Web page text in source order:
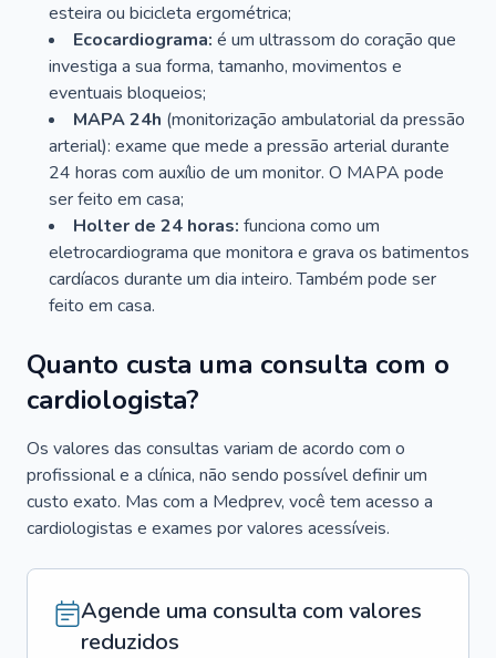
esteira ou bicicleta ergométrica;
Ecocardiograma: é um ultrassom do coração que
investiga a sua forma, tamanho, movimentos e
eventuais bloqueios;
MAPA 24h (monitorização ambulatorial da pressão
arterial): exame que mede a pressão arterial durante
24 horas com auxílio de um monitor. O MAPA pode
ser feito em casa;
Holter de 24 horas: funciona como um
eletrocardiograma que monitora e grava os batimentos
cardíacos durante um dia inteiro. Também pode ser
feito em casa.
Quanto custa uma consulta com o
cardiologista?
Os valores das consultas variam de acordo com o
profissional e a clínica, não sendo possível definir um
custo exato. Mas com a Medprev, você tem acesso a
cardiologistas e exames por valores acessíveis.
Agende uma consulta com valores
reduzidos